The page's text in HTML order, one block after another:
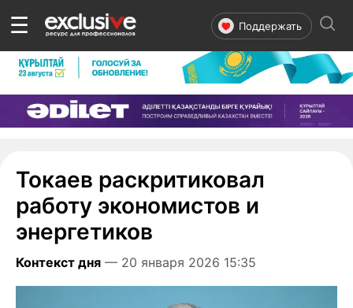
☰ Поддержать
Токаев раскритиковал
работу экономистов и
энергетиков
Контекст дня — 20 января 2026 15:35